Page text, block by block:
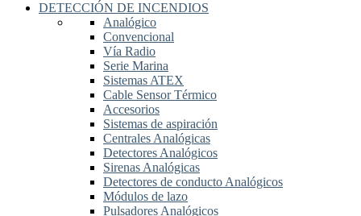
DETECCIÓN DE INCENDIOS
Analógico
Convencional
Vía Radio
Serie Marina
Sistemas ATEX
Cable Sensor Térmico
Accesorios
Sistemas de aspiración
Centrales Analógicas
Detectores Analógicos
Sirenas Analógicas
Detectores de conducto Analógicos
Módulos de lazo
Pulsadores Analógicos